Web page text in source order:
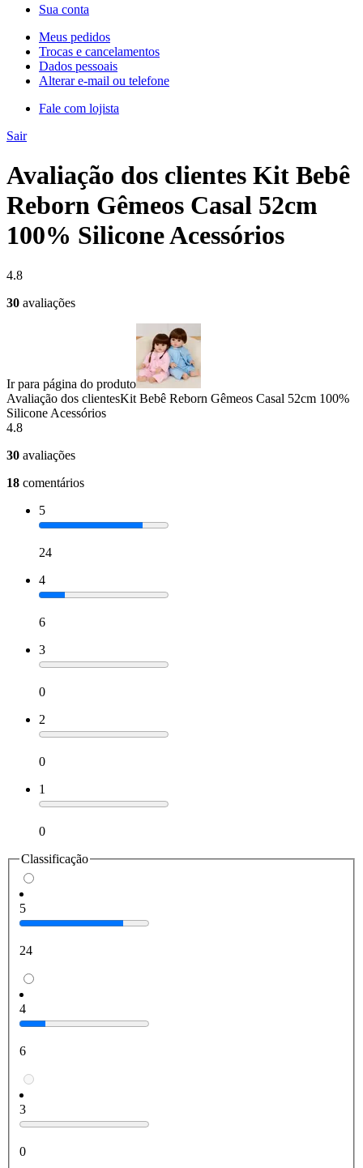
Sua conta
Meus pedidos
Trocas e cancelamentos
Dados pessoais
Alterar e-mail ou telefone
Fale com lojista
Sair
Avaliação dos clientes Kit Bebê
Reborn Gêmeos Casal 52cm
100% Silicone Acessórios
4.8
30 avaliações
Ir para página do produto
Avaliação dos clientesKit Bebê Reborn Gêmeos Casal 52cm 100%
Silicone Acessórios
4.8
30 avaliações
18 comentários
5
24
4
6
3
0
2
0
1
0
Classificação
5
24
4
6
3
0